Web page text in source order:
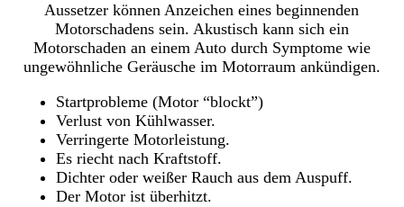
Aussetzer können Anzeichen eines beginnenden
Motorschadens sein. Akustisch kann sich ein
Motorschaden an einem Auto durch Symptome wie
ungewöhnliche Geräusche im Motorraum ankündigen.
Startprobleme (Motor “blockt”)
Verlust von Kühlwasser.
Verringerte Motorleistung.
Es riecht nach Kraftstoff.
Dichter oder weißer Rauch aus dem Auspuff.
Der Motor ist überhitzt.